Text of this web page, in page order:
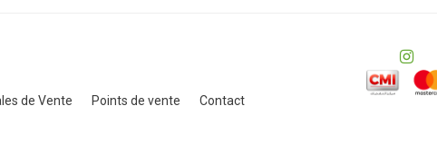
de Vente Points de vente
Contact